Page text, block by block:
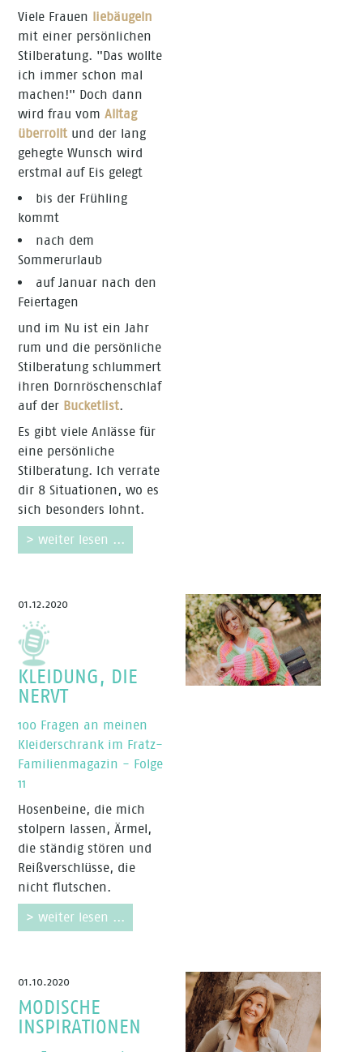
Viele Frauen liebäugeln
mit einer persönlichen
Stilberatung. "Das wollte
ich immer schon mal
machen!" Doch dann
wird frau vomAlltag
überrollt und der lang
gehegte Wunsch wird
erstmal auf Eis gelegt
bis der Frühling
kommt
nach dem
Sommerurlaub
auf Januar nach den
Feiertagen
und im Nu ist ein Jahr
rum und die persönliche
Stilberatung schlummert
ihren Dornröschenschlaf
auf der Bucketlist.
Es gibt viele Anlässe für
eine persönliche
Stilberatung. Ich verrate
dir 8 Situationen, wo es
sich besonders lohnt.
> weiter lesen ...
01.12.2020
KLEIDUNG, DIE
NERVT
100 Fragen an meinen
Kleiderschrank im Fratz-
Familienmagazin - Folge
11
Hosenbeine, die mich
stolpern lassen, Ärmel,
die ständig stören und
Reißverschlüsse, die
nicht flutschen.
> weiter lesen ...
01.10.2020
MODISCHE
INSPIRATIONEN